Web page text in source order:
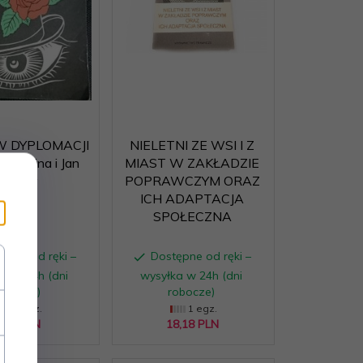
DYPLOMACJI
- Janina i Jan
od ręki –
w 24h (dni
1 egz.
PLN
NIELETNI ZE WSI I Z
MIAST W ZAKŁADZIE
POPRAWCZYM ORAZ
ICH ADAPTACJA
SPOŁECZNA
Dostępne od ręki –
wysyłka w 24h (dni
robocze)
1 egz.
18,18 PLN